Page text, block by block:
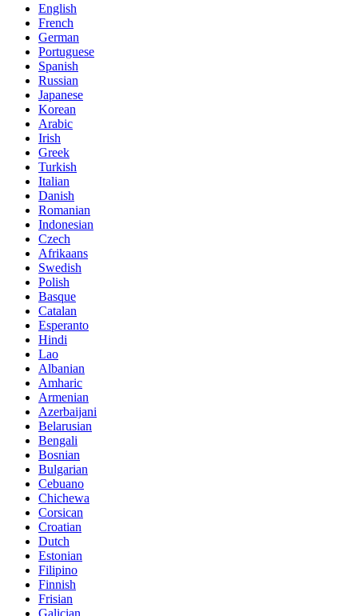
English
French
German
Portuguese
Spanish
Russian
Japanese
Korean
Arabic
Irish
Greek
Turkish
Italian
Danish
Romanian
Indonesian
Czech
Afrikaans
Swedish
Polish
Basque
Catalan
Esperanto
Hindi
Lao
Albanian
Amharic
Armenian
Azerbaijani
Belarusian
Bengali
Bosnian
Bulgarian
Cebuano
Chichewa
Corsican
Croatian
Dutch
Estonian
Filipino
Finnish
Frisian
Galician